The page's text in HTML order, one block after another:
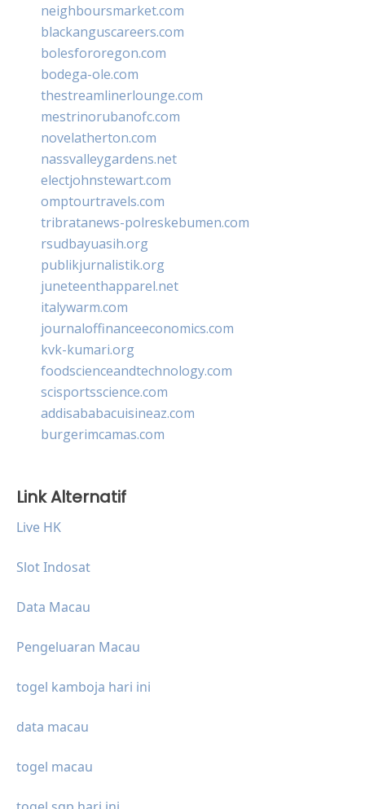
neighboursmarket.com
blackanguscareers.com
bolesfororegon.com
bodega-ole.com
thestreamlinerlounge.com
mestrinorubanofc.com
novelatherton.com
nassvalleygardens.net
electjohnstewart.com
omptourtravels.com
tribratanews-polreskebumen.com
rsudbayuasih.org
publikjurnalistik.org
juneteenthapparel.net
italywarm.com
journaloffinanceeconomics.com
kvk-kumari.org
foodscienceandtechnology.com
scisportsscience.com
addisababacuisineaz.com
burgerimcamas.com
Link Alternatif
Live HK
Slot Indosat
Data Macau
Pengeluaran Macau
togel kamboja hari ini
data macau
togel macau